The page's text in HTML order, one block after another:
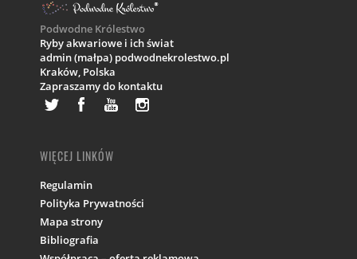
Podwodne Królestwo
Ryby akwariowe i ich świat
admin (małpa) podwodnekrolestwo.pl
Kraków, Polska
Zapraszamy do kontaktu
WIĘCEJ LINKÓW
Regulamin
Polityka Prywatności
Mapa strony
Bibliografia